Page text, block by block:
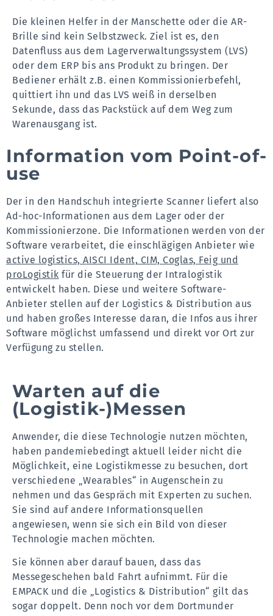
Die kleinen Helfer in der Manschette oder die AR-
Brille sind kein Selbstzweck. Ziel ist es, den
Datenfluss aus dem Lagerverwaltungssystem (LVS)
oder dem ERP bis ans Produkt zu bringen. Der
Bediener erhält z.B. einen Kommissionierbefehl,
quittiert ihn und das LVS weiß in derselben
Sekunde, dass das Packstück auf dem Weg zum
Warenausgang ist.
Information vom Point-of-
use
Der in den Handschuh integrierte Scanner liefert also
Ad-hoc-Informationen aus dem Lager oder der
Kommissionierzone. Die Informationen werden von der
Software verarbeitet, die einschlägigen Anbieter wie
active logistics, AISCI Ident, CIM, Coglas, Feig und
proLogistik für die Steuerung der Intralogistik
entwickelt haben. Diese und weitere Software-
Anbieter stellen auf der Logistics & Distribution aus
und haben großes Interesse daran, die Infos aus ihrer
Software möglichst umfassend und direkt vor Ort zur
Verfügung zu stellen.
Warten auf die
(Logistik-)Messen
Anwender, die diese Technologie nutzen möchten,
haben pandemiebedingt aktuell leider nicht die
Möglichkeit, eine Logistikmesse zu besuchen, dort
verschiedene „Wearables“ in Augenschein zu
nehmen und das Gespräch mit Experten zu suchen.
Sie sind auf andere Informationsquellen
angewiesen, wenn sie sich ein Bild von dieser
Technologie machen möchten.
Sie können aber darauf bauen, dass das
Messegeschehen bald Fahrt aufnimmt. Für die
EMPACK und die „Logistics & Distribution“ gilt das
sogar doppelt. Denn noch vor dem Dortmunder